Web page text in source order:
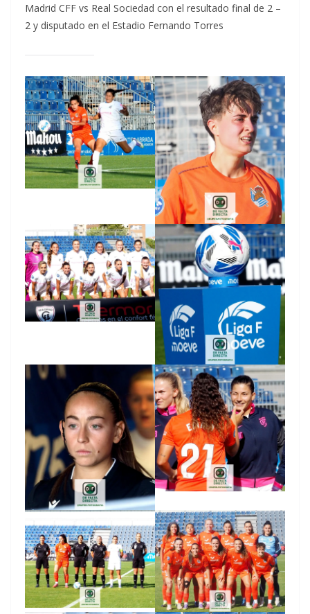
Madrid CFF vs Real Sociedad con el resultado final de 2 –
2 y disputado en el Estadio Fernando Torres